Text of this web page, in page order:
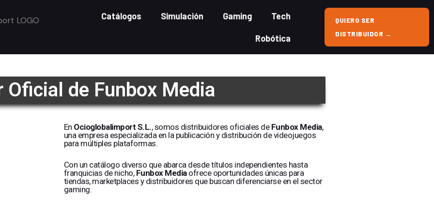
Catálogos Simulación Gaming Tech
Robótica
QUIERO SER
DISTRIBUIDOR →
Oficial de Funbox Media
En Ocioglobalimport S.L., somos distribuidores oficiales de Funbox Media,
una empresa especializada en la publicación y distribución de videojuegos
para múltiples plataformas.
Con un catálogo diverso que abarca desde títulos independientes hasta
franquicias de nicho, Funbox Mediaofrece oportunidades únicas para
tiendas, marketplaces y distribuidores que buscan diferenciarse en el sector
gaming.